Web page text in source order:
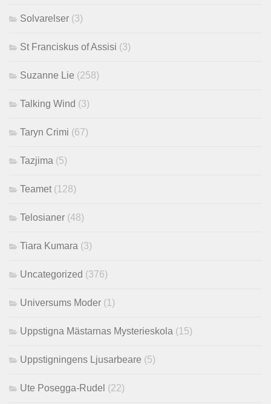
Solvarelser (3)
St Franciskus of Assisi (3)
Suzanne Lie (258)
Talking Wind (3)
Taryn Crimi (67)
Tazjima (5)
Teamet (128)
Telosianer (48)
Tiara Kumara (3)
Uncategorized (376)
Universums Moder (1)
Uppstigna Mästarnas Mysterieskola (15)
Uppstigningens Ljusarbeare (5)
Ute Posegga-Rudel (22)